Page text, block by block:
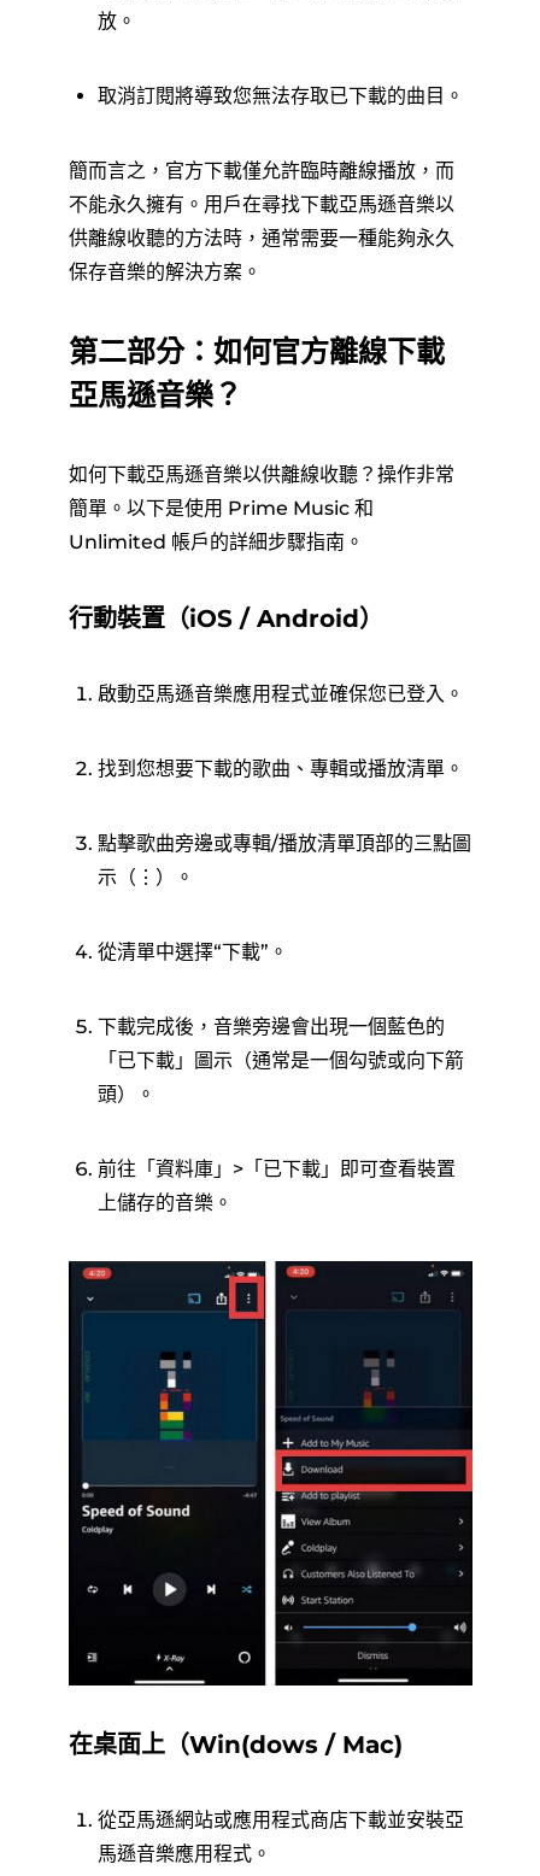
放。
取消訂閱將導致您無法存取已下載的曲目。
簡而言之，官方下載僅允許臨時離線播放，而
不能永久擁有。用戶在尋找下載亞馬遜音樂以
供離線收聽的方法時，通常需要一種能夠永久
保存音樂的解決方案。
第二部分：如何官方離線下載
亞馬遜音樂？
如何下載亞馬遜音樂以供離線收聽？操作非常
簡單。以下是使用 Prime Music 和
Unlimited 帳戶的詳細步驟指南。
行動裝置（iOS / Android）
啟動亞馬遜音樂應用程式並確保您已登入。
找到您想要下載的歌曲、專輯或播放清單。
點擊歌曲旁邊或專輯/播放清單頂部的三點圖
示（⋮）。
從清單中選擇“下載”。
下載完成後，音樂旁邊會出現一個藍色的
「已下載」圖示（通常是一個勾號或向下箭
頭）。
前往「資料庫」>「已下載」即可查看裝置
上儲存的音樂。
在桌面上（Win(dows / Mac)
從亞馬遜網站或應用程式商店下載並安裝亞
馬遜音樂應用程式。